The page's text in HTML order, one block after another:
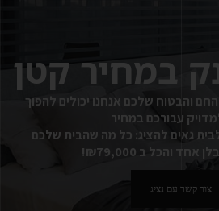
במחיר קטן
והבטוח שלכם אנחנו יכולים להפוך
עבורכם במחיר
גאים להציג: כל מה שהבית שלכם
והכל ב ₪79,000!
צור קשר עם נציג